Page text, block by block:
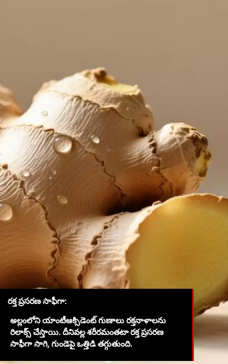
రక్త ప్రసరణ సాఫీగా:
అల్లంలోని యాంటీఆక్సిడెంట్ గుణాలు రక్తనాళాలను
రిలాక్స్ చేస్తాయి. దీనివల్ల శరీరమంతటా రక్త ప్రసరణ
సాఫీగా సాగి, గుండెపై ఒత్తిడి తగ్గుతుంది.